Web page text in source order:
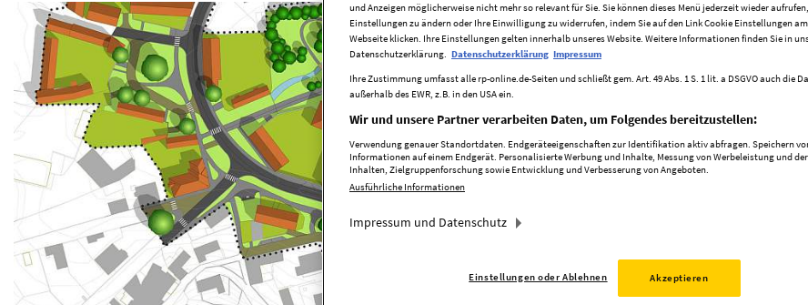
und Anzeigen möglicherweise nicht mehr so relevant für Sie. Sie können dieses Menü jederzeit wieder
Einstellungen zu ändern oder Ihre Einwilligung zu widerrufen, indem Sie auf den Link Cookie Einstellungen
Webseite klicken. Ihre Einstellungen gelten innerhalb unseres Website. Weitere Informationen finden Sie in
Datenschutzerklärung. Datenschutzerklärung Impressum
Ihre Zustimmung umfasst alle rp-online.de-Seiten und schließt gem. Art. 49 Abs. 1 S. 1 lit. a DSGVO auch die
außerhalb des EWR, z.B. in den USA ein.
Wir und unsere Partner verarbeiten Daten, um Folgendes bereitzustellen:
Verwendung genauer Standortdaten. Endgeräteeigenschaften zur Identifikation aktiv abfragen. Speichern
Informationen auf einem Endgerät. Personalisierte Werbung und Inhalte, Messung von Werbeleistung und
Inhalten, Zielgruppenforschung sowie Entwicklung und Verbesserung von Angeboten.
Ausführliche Informationen
Impressum und Datenschutz
Einstellungen oder Ablehnen Akzeptieren